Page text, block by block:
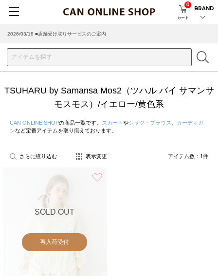
カート
0
BRAND
2026/03/18 ■店舗受け取りサービスのご案内
TSUHARU by Samansa Mos2（ツハル バイ サマンサ
モスモス）/イエロー/黄色系
CAN ONLINE SHOPの商品一覧です。 スカート やシャツ・ブラウス
カーディガ
ンなど定番アイテムを取り揃えております。
さらに絞り込む 表示変更 アイテム数： 1件
SOLD OUT
再入荷受付